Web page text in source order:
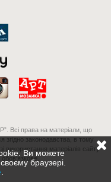
Всі права на матеріали, що
згідно законодавства, в тому
використання матеріалів сайту
Ви можете
браузері.